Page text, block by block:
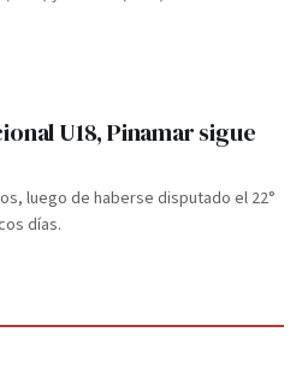
U18, Pinamar sigue
luego de haberse disputado el 22°
días.